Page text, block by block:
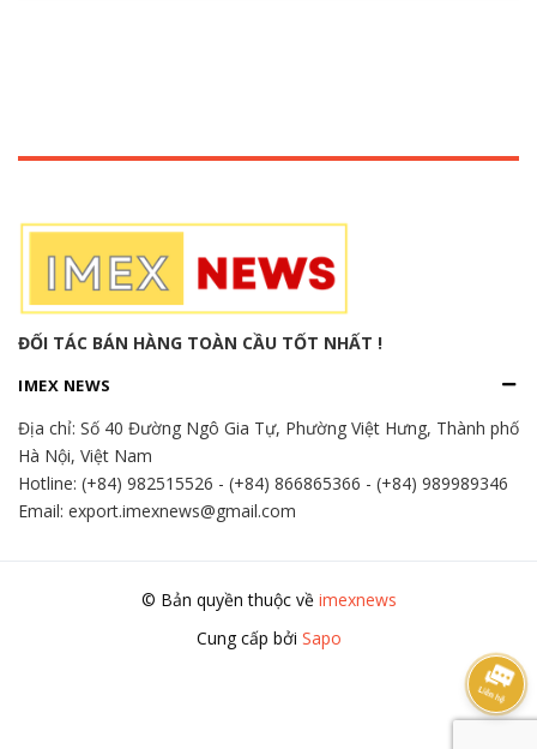
ĐỐI TÁC BÁN HÀNG TOÀN CẦU TỐT NHẤT !
IMEX NEWS
Địa chỉ: Số 40 Đường Ngô Gia Tự, Phường Việt Hưng, Thành phố
Hà Nội, Việt Nam
Hotline: (+84) 982515526 - (+84) 866865366 - (+84) 989989346
Email: export.imexnews@gmail.com
© Bản quyền thuộc về imexnews
Cung cấp bởi Sapo